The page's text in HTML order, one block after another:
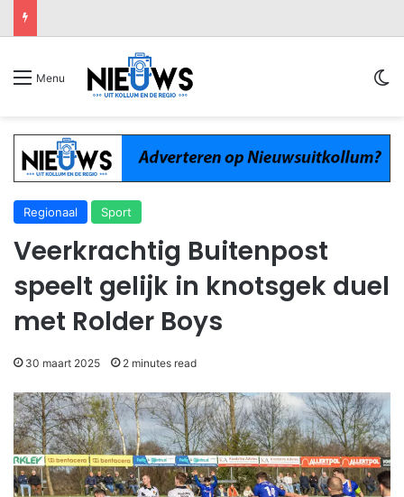
Menu
Regionaal Sport
Veerkrachtig Buitenpost
speelt gelijk in knotsgek duel
met Rolder Boys
30 maart 2025 2 minutes read